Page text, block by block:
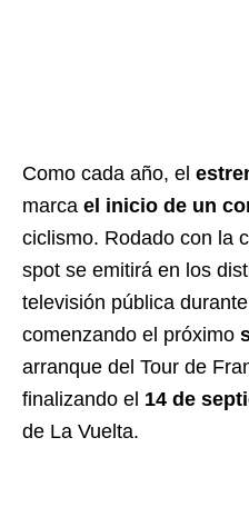
Como cada año, el
marca el inicio de un
ciclismo. Rodado con la
spot se emitirá en los
televisión pública
comenzando el próximo
arranque del Tour de
finalizando el 14 de
de La Vuelta.